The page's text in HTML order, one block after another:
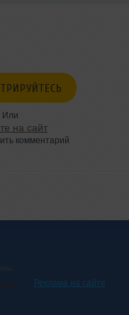
Или
на сайт
комментарий
Реклама на сайте